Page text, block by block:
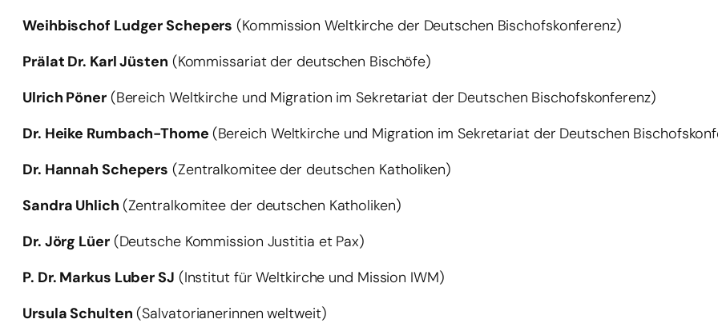
Weihbischof Ludger Schepers (Kommission Weltkirche der Deutschen Bischofskonferenz)
Prälat Dr. Karl Jüsten (Kommissariat der deutschen Bischöfe)
Ulrich Pöner(Bereich Weltkirche und Migration im Sekretariat der Deutschen Bischofskonferenz)
Dr. Heike Rumbach-Thome (Bereich Weltkirche und Migration im Sekretariat der Deutschen
Dr. Hannah Schepers (Zentralkomitee der deutschen Katholiken)
Sandra Uhlich (Zentralkomitee der deutschen Katholiken)
Dr. Jörg Lüer(Deutsche Kommission Justitia et Pax)
P. Dr. Markus Luber SJ (Institut für Weltkirche und Mission IWM)
Ursula Schulten (Salvatorianerinnen weltweit)